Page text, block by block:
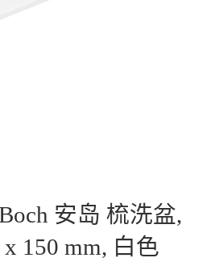
安岛 梳洗盆,
150 mm, 白色